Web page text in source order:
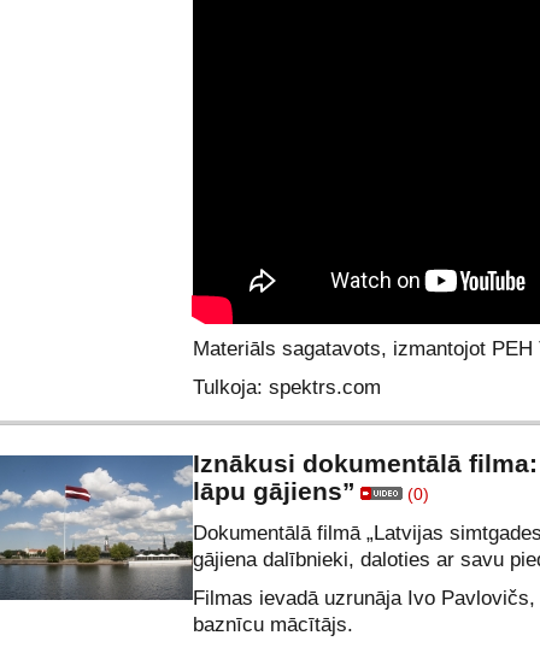
Materiāls sagatavots, izmantojot
Tulkoja: spektrs.com
Iznākusi dokumentālā
lāpu gājiens”
(0)
Dokumentālā filmā „Latvijas
gājiena dalībnieki, daloties ar savu
Filmas ievadā uzrunāja Ivo
baznīcu mācītājs.